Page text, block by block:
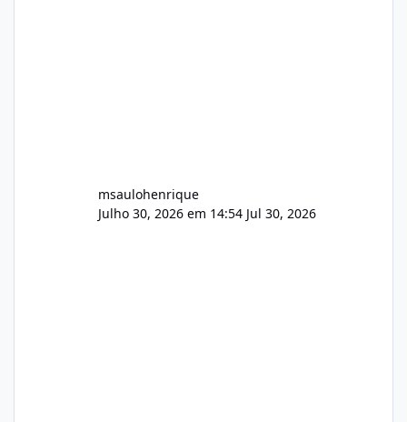
msaulohenrique
Julho 30, 2026 em 14:54 Jul 30, 2026